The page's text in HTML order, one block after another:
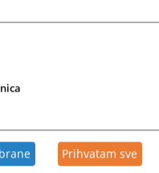
Prihvatam sve